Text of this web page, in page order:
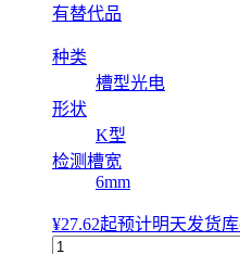
有替代品
种类
槽型光电
形状
K型
检测槽宽
6mm
¥27.62起预计明天发货